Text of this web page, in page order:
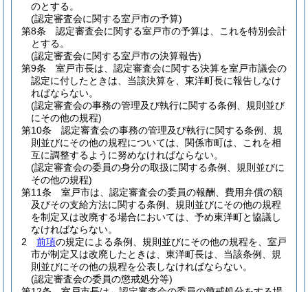
のとする。
(認定審査会に関する室戸市の予算)
第8条
認定審査会に関する室戸市の予算は、これを特別会計
とする。
(認定審査会に関する室戸市の決算報告)
第9条
室戸市長は、認定審査会に関する決算を室戸市議会の
認定に付したときは、当該決算を、東洋町長に報告しなけ
ればならない。
(認定審査会の事務の管理及び執行に関する条例、規則並び
にその他の規程)
第10条
認定審査会の事務の管理及び執行に関する条例、規
則並びにその他の規程については、関係市町は、これを相
互に調整するように努めなければならない。
(認定審査会の委員の身分の取扱に関する条例、規則並びに
その他の規程)
第11条
室戸市は、認定審査会の委員の報酬、費用弁償の額
及びその支給方法に関する条例、規則並びにその他の規程
を制定又は改廃する場合においては、予め東洋町と協議し
なければならない。
2
前項の規定による条例、規則並びにその他の規程を、室戸
市が制定又は改廃したときは、東洋町長は、当該条例、規
則並びにその他の規程を公表しなければならない。
(認定審査会の委員の懲戒処分等)